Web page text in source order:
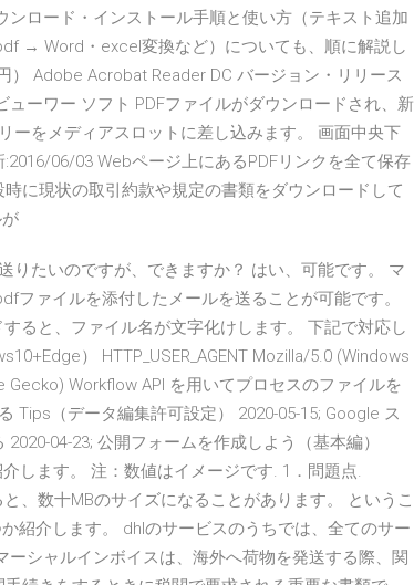
ロード・インストール手順と使い方（テキスト追加
→ Word・excel変換など）についても、順に解説し
） Adobe Acrobat Reader DC バージョン・リリース
ーワー ソフト PDFファイルがダウンロードされ、新
ーをメディアスロットに差し込みます。 画面中央下
06/03 Webページ上にあるPDFリンクを全て保存
に現状の取引約款や規定の書類をダウンロードして
りたいのですが、できますか？ はい、可能です。 マ
ファイルを添付したメールを送ることが可能です。
ると、ファイル名が文字化けします。 下記で対応し
） HTTP_USER_AGENT Mozilla/5.0 (Windows
Gecko) Workflow API を用いてプロセスのファイルを
Tips（データ編集許可設定） 2020-05-15; Google ス
04-23; 公開フォームを作成しよう（基本編）
します。 注：数値はイメージです. 1．問題点.
、数十MBのサイズになることがあります。 というこ
紹介します。 dhlのサービスのうちでは、全てのサー
シャルインボイスは、海外へ荷物を発送する際、関